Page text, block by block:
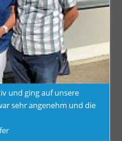
und ging auf unsere
sehr angenehm und die